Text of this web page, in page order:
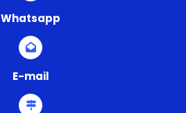
Whatsapp
E-mail